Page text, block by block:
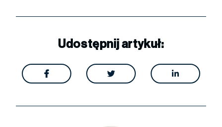
Udostępnij artykuł:
  